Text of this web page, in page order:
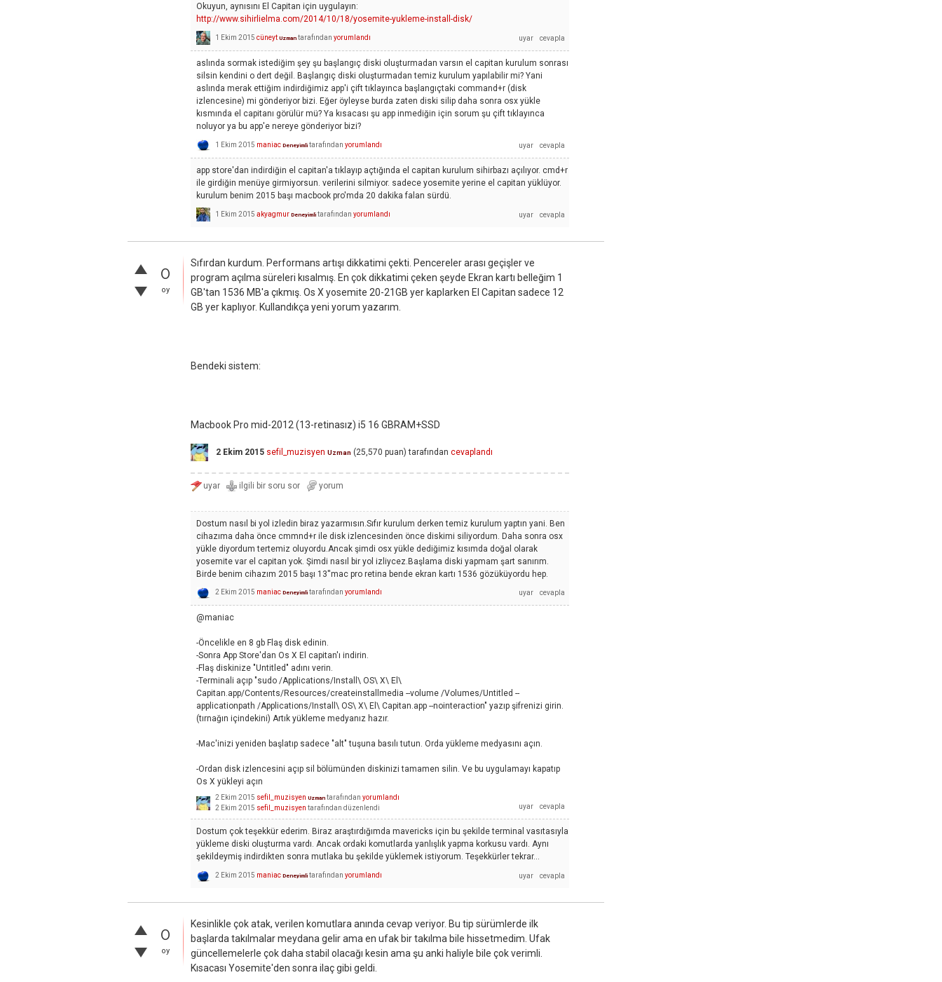
Okuyun, aynısını El Capitan için uygulayın:
http://www.sihirlielma.com/2014/10/18/yosemite-yukleme-install-disk/
1 Ekim 2015 cüneyt Uzman tarafından yorumlandı
aslında sormak istediğim şey şu başlangıç diski oluşturmadan varsın el capitan kurulum sonrası
silsin kendini o dert değil. Başlangıç diski oluşturmadan temiz kurulum yapılabilir mi? Yani
aslında merak ettiğim indirdiğimiz app'i çift tıklayınca başlangıçtaki command+r (disk
izlencesine) mi gönderiyor bizi. Eğer öyleyse burda zaten diski silip daha sonra osx yükle
kısmında el capitanı görülür mü? Ya kısacası şu app inmediğin için sorum şu çift tıklayınca
noluyor ya bu app'e nereye gönderiyor bizi?
1 Ekim 2015 maniac Deneyimli tarafından yorumlandı
app store'dan indirdiğin el capitan'a tıklayıp açtığında el capitan kurulum sihirbazı açılıyor. cmd+r
ile girdiğin menüye girmiyorsun. verilerini silmiyor. sadece yosemite yerine el capitan yüklüyor.
kurulum benim 2015 başı macbook pro'mda 20 dakika falan sürdü.
1 Ekim 2015 akyagmur Deneyimli tarafından yorumlandı
0
oy
Sıfırdan kurdum. Performans artışı dikkatimi çekti. Pencereler arası geçişler ve
program açılma süreleri kısalmış. En çok dikkatimi çeken şeyde Ekran kartı belleğim 1
GB'tan 1536 MB'a çıkmış. Os X yosemite 20-21GB yer kaplarken El Capitan sadece 12
GB yer kaplıyor. Kullandıkça yeni yorum yazarım.
Bendeki sistem:
Macbook Pro mid-2012 (13-retinasız) i5 16 GBRAM+SSD
2 Ekim 2015 sefil_muzisyen Uzman (25,570 puan) tarafından cevaplandı
Dostum nasıl bi yol izledin biraz yazarmısın.Sıfır kurulum derken temiz kurulum yaptın yani. Ben
cihazıma daha önce cmmnd+r ile disk izlencesinden önce diskimi siliyordum. Daha sonra osx
yükle diyordum tertemiz oluyordu.Ancak şimdi osx yükle dediğimiz kısımda doğal olarak
yosemite var el capitan yok. Şimdi nasıl bir yol izliycez.Başlama diski yapmam şart sanırım.
Birde benim cihazım 2015 başı 13''mac pro retina bende ekran kartı 1536 gözüküyordu hep.
2 Ekim 2015 maniac Deneyimli tarafından yorumlandı
@maniac
-Öncelikle en 8 gb Flaş disk edinin.
-Sonra App Store'dan Os X El capitan'ı indirin.
-Flaş diskinize "Untitled" adını verin.
-Terminali açıp "sudo /Applications/Install\ OS\ X\ El\
Capitan.app/Contents/Resources/createinstallmedia --volume /Volumes/Untitled --
applicationpath /Applications/Install\ OS\ X\ El\ Capitan.app --nointeraction" yazıp şifrenizi girin.
(tırnağın içindekini) Artık yükleme medyanız hazır.
-Mac'inizi yeniden başlatıp sadece "alt" tuşuna basılı tutun. Orda yükleme medyasını açın.
-Ordan disk izlencesini açıp sil bölümünden diskinizi tamamen silin. Ve bu uygulamayı kapatıp
Os X yükleyi açın
2 Ekim 2015 sefil_muzisyen Uzman tarafından yorumlandı
2 Ekim 2015 sefil_muzisyen tarafından düzenlendi
Dostum çok teşekkür ederim. Biraz araştırdığımda mavericks için bu şekilde terminal vasıtasıyla
yükleme diski oluşturma vardı. Ancak ordaki komutlarda yanlışlık yapma korkusu vardı. Aynı
şekildeymiş indirdikten sonra mutlaka bu şekilde yüklemek istiyorum. Teşekkürler tekrar...
2 Ekim 2015 maniac Deneyimli tarafından yorumlandı
0
oy
Kesinlikle çok atak, verilen komutlara anında cevap veriyor. Bu tip sürümlerde ilk
başlarda takılmalar meydana gelir ama en ufak bir takılma bile hissetmedim. Ufak
güncellemelerle çok daha stabil olacağı kesin ama şu anki haliyle bile çok verimli.
Kısacası Yosemite'den sonra ilaç gibi geldi.